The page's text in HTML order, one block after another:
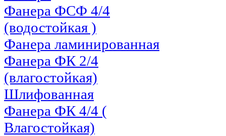
Фанера ФСФ 4/4
(водостойкая )
Фанера ламинированная
Фанера ФК 2/4
(влагостойкая)
Шлифованная
Фанера ФК 4/4 (
Влагостойкая)